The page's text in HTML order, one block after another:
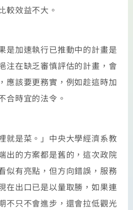
較效益不大。
加速執行已推動中的計畫是
注在缺乏審慎評估的計畫，會
應該要更務實，例如趁這時加
合時宜的法令。
是菜。」中央大學經濟系教
出的方案都是舊的，這次政院
似有亮點，但方向錯誤，服務
在出口已是以量取勝，如果連
不只不會進步，還會拉低觀光